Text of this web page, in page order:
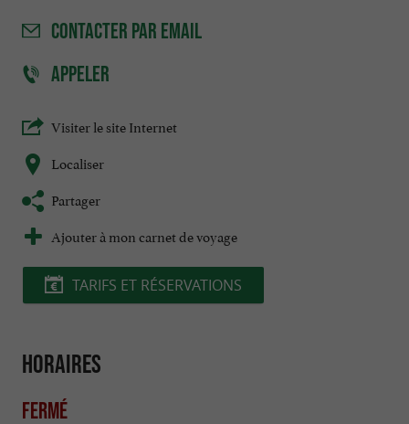
CONTACTER PAR EMAIL
APPELER
Visiter le site Internet
Localiser
Partager
Ajouter à mon carnet de voyage
TARIFS ET RÉSERVATIONS
Horaires
Fermé